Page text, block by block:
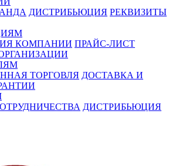
ДИСТРИБЬЮЦИЯ РЕКВИЗИТЫ
КОМПАНИИ ПРАЙС-ЛИСТ
ТОРГОВЛЯ ДОСТАВКА И
ДИСТРИБЬЮЦИЯ